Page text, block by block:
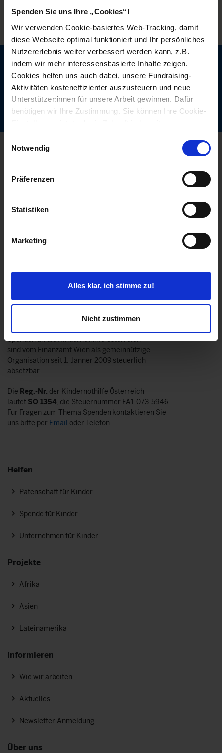
Spenden Sie uns Ihre „Cookies“!
Wir verwenden Cookie-basiertes Web-Tracking, damit
diese Webseite optimal funktioniert und Ihr persönliches
Nutzererlebnis weiter verbessert werden kann, z.B.
indem wir mehr interessensbasierte Inhalte zeigen.
Cookies helfen uns auch dabei, unsere Fundraising-
Aktivitäten kosteneffizienter auszusteuern und neue
Unterstützer:innen für unsere Arbeit gewinnen. Dafür
benötigen wir Ihre Zustimmung. Sie können Ihre Cookie-
Einstellungen jetzt oder in Zukunft jederzeit anpassen.
Notwendig
Präferenzen
Statistiken
Marketing
Alles klar, ich stimme zu!
Nicht zustimmen
Widerruf
Jetzt Newsletter abonnieren!
Wir sind für Sie da
Dorotheergasse 18
Fax: 01/ 513 93 30-90
IBAN AT142011131002803031
Spenden an die Kindernothilfe Österreich
sind vom Finanzamt Wien als gemeinnützige
Organisation seit 1. Jänner 2009 steuerlich
absetzbar.
Die Reg.-Nr. der Kindernothilfe Österreich
lautet SO 1354, die Steuernummer FA1-073-5946.
Für Fragen zum Thema Spenden kontaktieren Sie
uns bitte per Email oder Telefon.
Helfen
Patenschaft für Kinder
Spende für Kinder
Unternehmen für Kinder
Projekte
Afrika
Asien
Lateinamerika
Informieren
Wie wir arbeiten
Aktuelles
Newsletter-Anmeldung
Über uns